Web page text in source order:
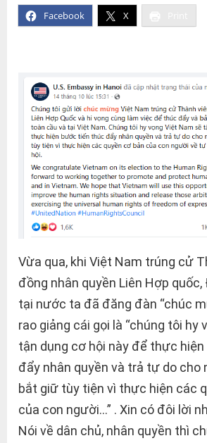
Facebook X
Vừa qua, khi Việt Nam trúng cử
đồng nhân quyền Liên Hợp
tại nước ta đã đăng đàn “chúc
rao giảng cái gọi là “chúng tôi hy
tận dụng cơ hội này để thực
đẩy nhân quyền và trả tự do cho
bắt giữ tùy tiện vì thực hiện các
của con người…” . Xin có đôi lời
Nói về dân chủ, nhân quyền thì